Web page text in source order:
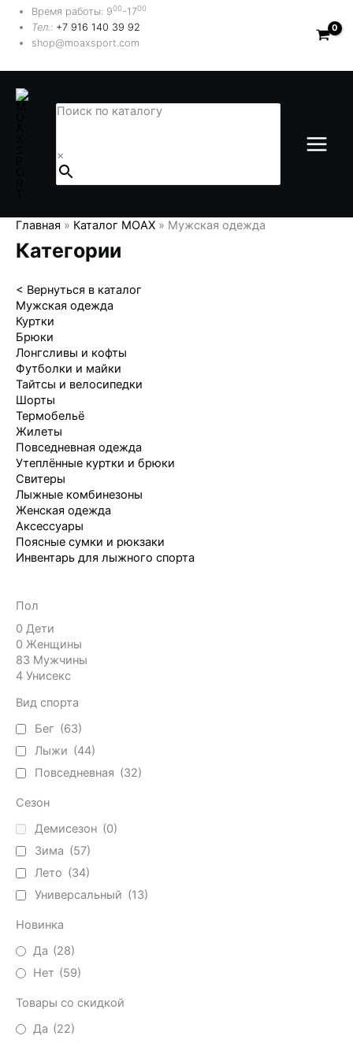
Перейти
содержимому
Время работы: 900-1700
Тел.: +7 916 140 39 92
shop@moaxsport.com
Поиск по каталогу
×
Главная » Каталог MOAX » Мужская одежда
Категории
< Вернуться в каталог
Мужская одежда
Куртки
Брюки
Лонгсливы и кофты
Футболки и майки
Тайтсы и велосипедки
Шорты
Термобельё
Жилеты
Повседневная одежда
Утеплённые куртки и брюки
Свитеры
Лыжные комбинезоны
Женская одежда
Аксессуары
Поясные сумки и рюкзаки
Инвентарь для лыжного спорта
Пол
0 Дети
0 Женщины
83 Мужчины
4 Унисекс
Вид спорта
Бег (63)
Лыжи (44)
Повседневная (32)
Сезон
Демисезон (0)
Зима (57)
Лето (34)
Универсальный (13)
Новинка
Да (28)
Нет (59)
Товары со скидкой
Да (22)